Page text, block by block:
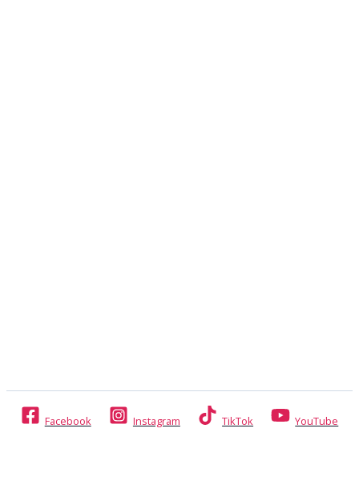
Facebook Instagram TikTok YouTube